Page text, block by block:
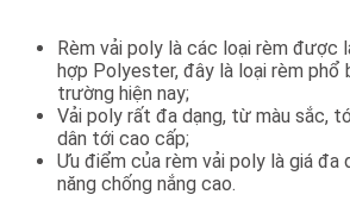
Rèm vải poly là các loại rèm được
hợp Polyester, đây là loại rèm phổ
trường hiện nay;
Vải poly rất đa dạng, từ màu sắc,
dân tới cao cấp;
Ưu điểm của rèm vải poly là giá đa
năng chống nắng cao.